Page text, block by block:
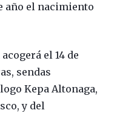
año el nacimiento
el 14 de
sendas
Kepa Altonaga,
y del